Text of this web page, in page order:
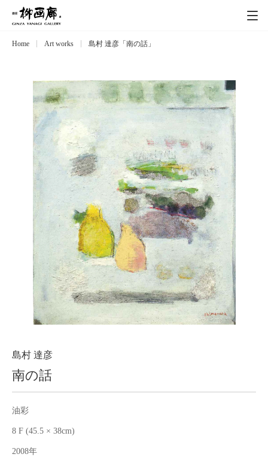
Exhibitions
Event イベント
Artists
Art works 作品一覧
Catalog カタログ
Schedule スケジュール
About 会社案内
ブログ
Contact
Purchase assessment
Home Art works 島村 達彦「南の話」
島村 達彦
南の話
油彩
8 F (45.5 × 38cm)
2008年